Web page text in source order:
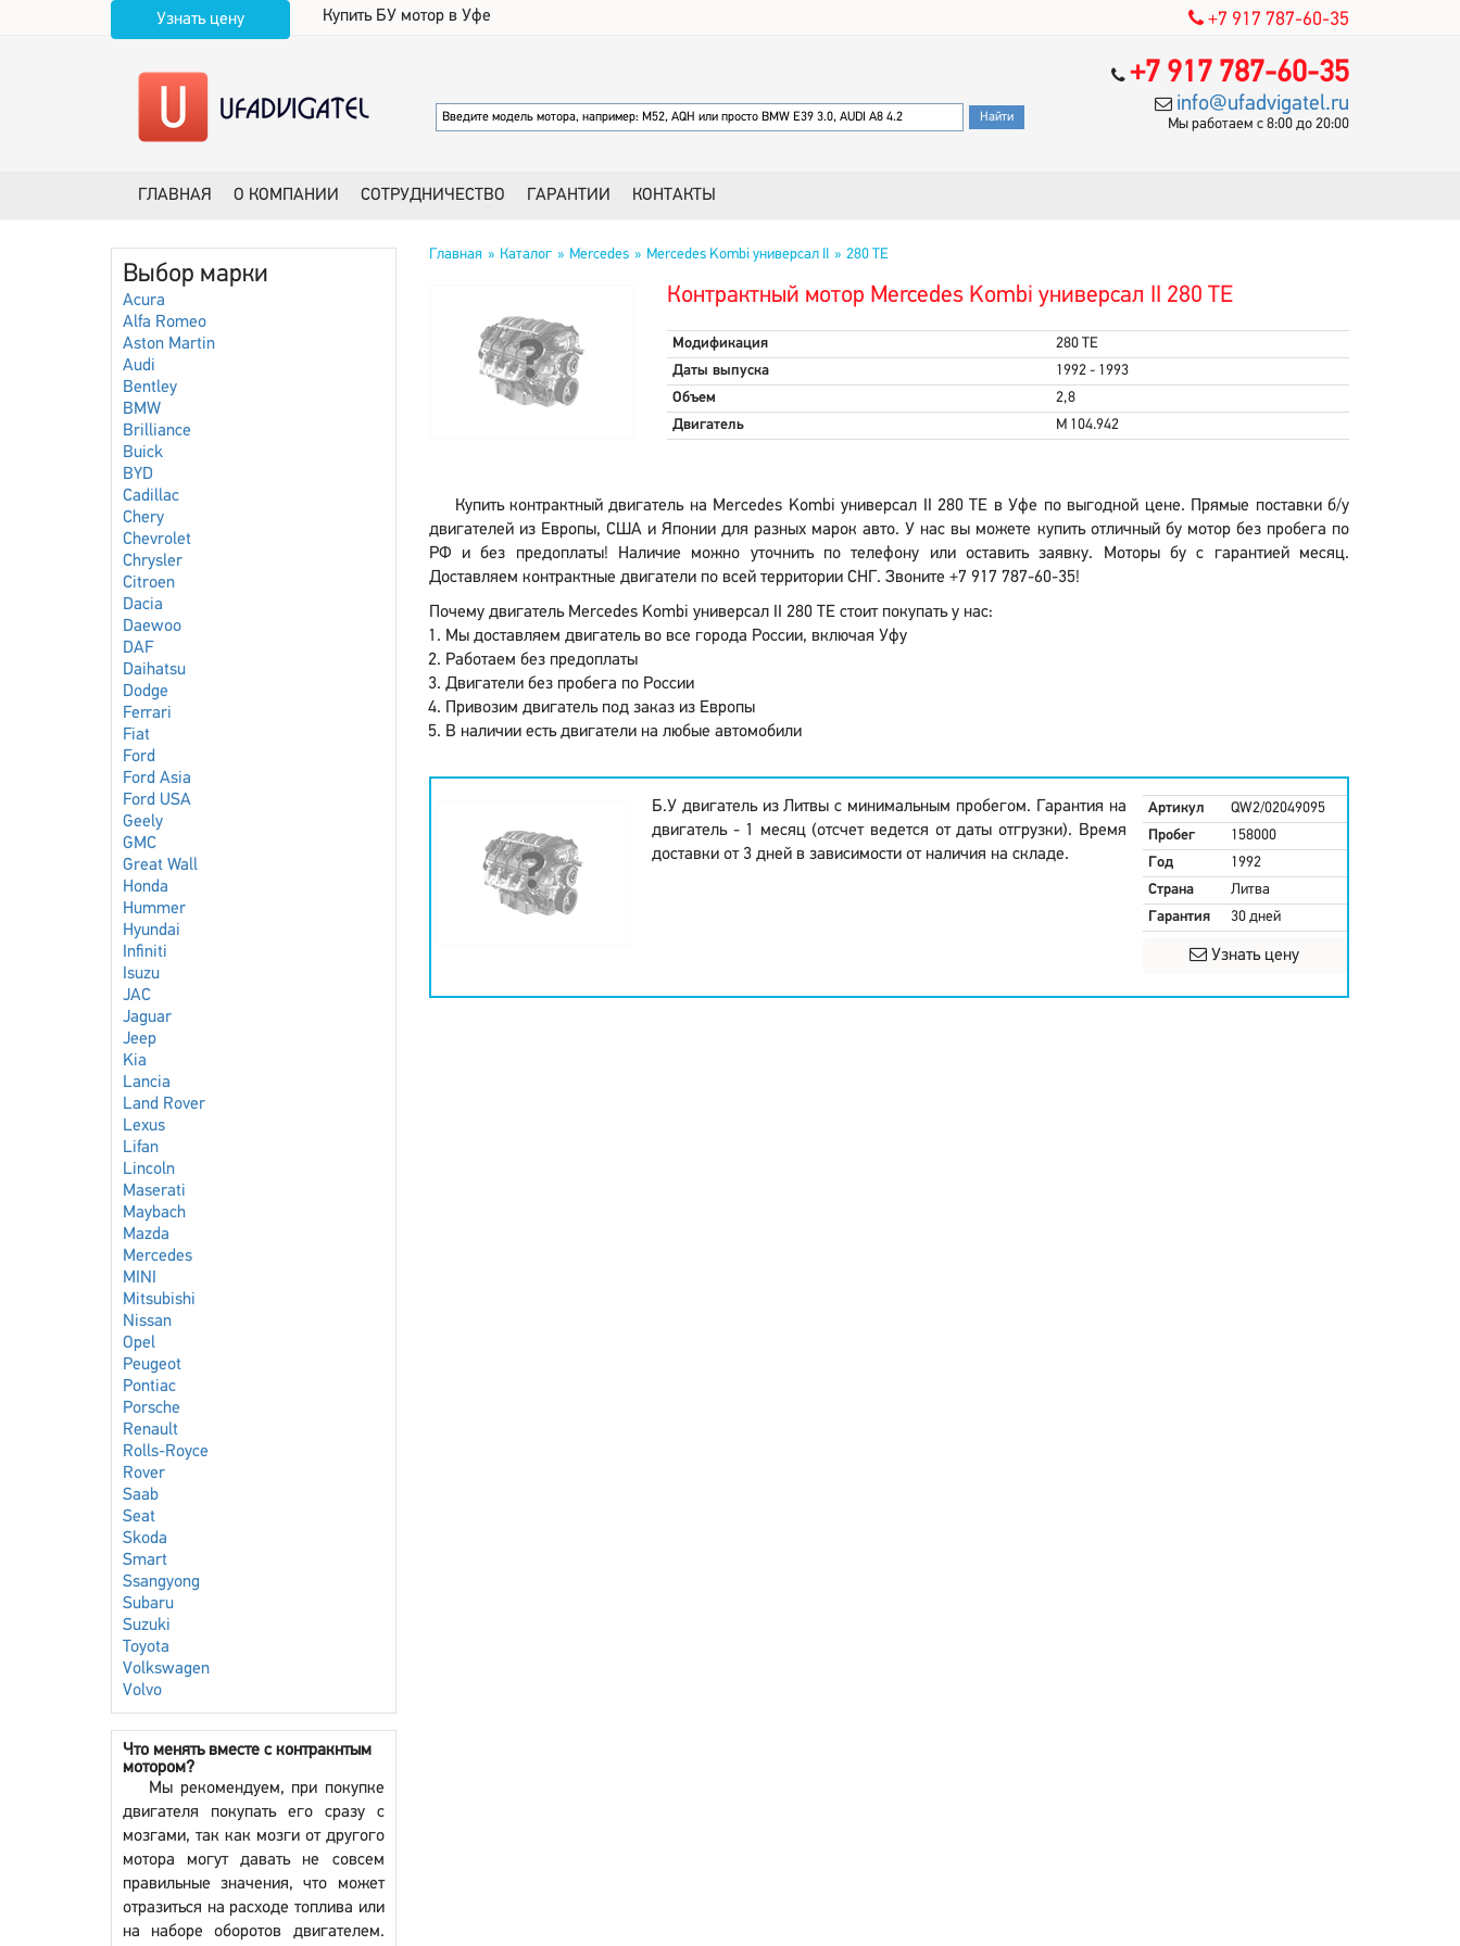
Узнать цену Купить БУ мотор в Уфе +7 917 787-60-35
+7 917 787-60-35
info@ufadvigatel.ru
Мы работаем с 8:00 до 20:00
ГЛАВНАЯ О КОМПАНИИ СОТРУДНИЧЕСТВО ГАРАНТИИ КОНТАКТЫ
Выбор марки
Acura
Alfa Romeo
Aston Martin
Audi
Bentley
BMW
Brilliance
Buick
BYD
Cadillac
Chery
Chevrolet
Chrysler
Citroen
Dacia
Daewoo
DAF
Daihatsu
Dodge
Ferrari
Fiat
Ford
Ford Asia
Ford USA
Geely
GMC
Great Wall
Honda
Hummer
Hyundai
Infiniti
Isuzu
JAC
Jaguar
Jeep
Kia
Lancia
Land Rover
Lexus
Lifan
Lincoln
Maserati
Maybach
Mazda
Mercedes
MINI
Mitsubishi
Nissan
Opel
Peugeot
Pontiac
Porsche
Renault
Rolls-Royce
Rover
Saab
Seat
Skoda
Smart
Ssangyong
Subaru
Suzuki
Toyota
Volkswagen
Volvo
Что менять вместе с контракнтым
мотором?
Мы рекомендуем, при покупке
двигателя покупать его сразу с
мозгами, так как мозги от другого
мотора могут давать не совсем
правильные значения, что может
отразиться на расходе топлива или
на наборе оборотов двигателем.
Главная Каталог Mercedes Mercedes Kombi универсал II 280 TE
Контрактный мотор Mercedes Kombi универсал II 280 TE
Модификация
280 TE
Даты выпуска
1992 - 1993
Объем
2,8
Двигатель
M 104.942
Купить контрактный двигатель на Mercedes Kombi универсал II 280 TE в Уфе по выгодной цене. Прямые поставки б/у
двигателей из Европы, США и Японии для разных марок авто. У нас вы можете купить отличный бу мотор без пробега по
РФ и без предоплаты! Наличие можно уточнить по телефону или оставить заявку. Моторы бу с гарантией месяц.
Доставляем контрактные двигатели по всей территории СНГ. Звоните +7 917 787-60-35!
Почему двигатель Mercedes Kombi универсал II 280 TE стоит покупать у нас:
Мы доставляем двигатель во все города России, включая Уфу
Работаем без предоплаты
Двигатели без пробега по России
Привозим двигатель под заказ из Европы
В наличии есть двигатели на любые автомобили
Б.У двигатель из Литвы с минимальным пробегом. Гарантия на
двигатель - 1 месяц (отсчет ведется от даты отгрузки). Время
доставки от 3 дней в зависимости от наличия на складе.
Артикул
QW2/02049095
Пробег
158000
Год
1992
Страна
Литва
Гарантия
30 дней
Узнать цену